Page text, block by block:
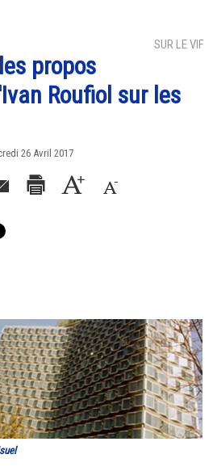
SUR LE VIF
propos
Roufiol sur les
26 Avril 2017